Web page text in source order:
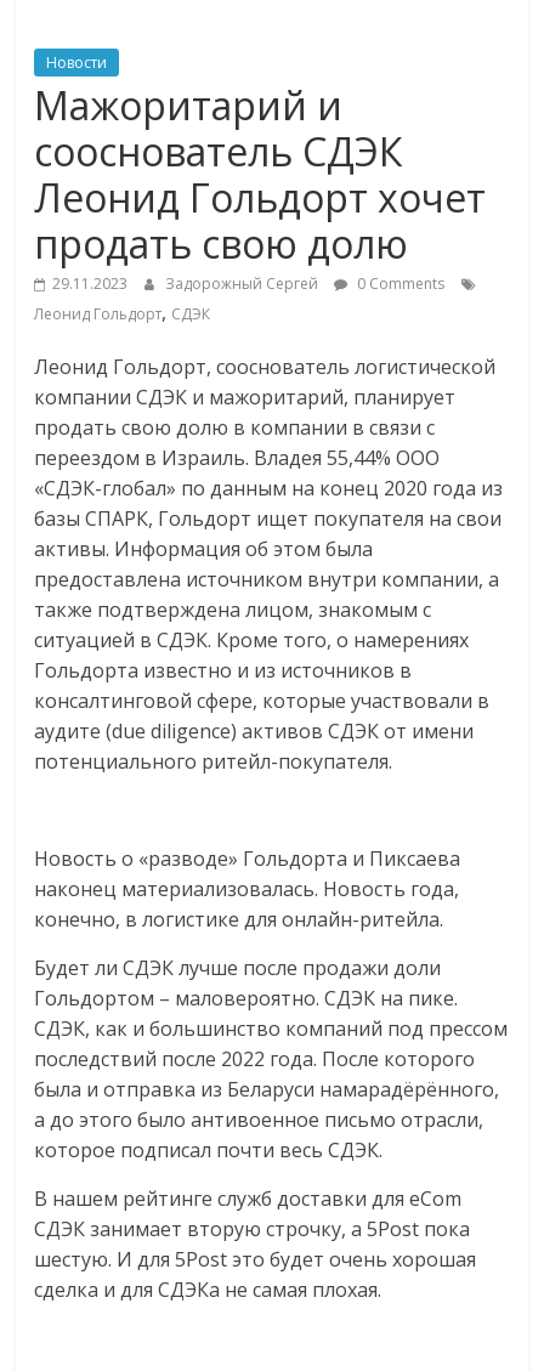
ритейле,
логистике,
технологиях,
соцсетях
Портал
онлайн-
торговле,
сервисах
для
Commerce,
ритейле,
технологиях,
соцсетях.
Нам
важно,
как
знать
как
жизнь
людей
эти
изменения
читателем.
Новости
Мажоритарий и
сооснователь СДЭК
Леонид Гольдорт хочет
продать свою долю
29.11.2023 Задорожный Сергей
0 Comments
Леонид Гольдорт, СДЭК
Леонид Гольдорт, сооснователь логистической
компании СДЭК и мажоритарий, планирует
продать свою долю в компании в связи с
переездом в Израиль. Владея 55,44% ООО
«СДЭК-глобал» по данным на конец 2020 года из
базы СПАРК, Гольдорт ищет покупателя на свои
активы. Информация об этом была
предоставлена источником внутри компании, а
также подтверждена лицом, знакомым с
ситуацией в СДЭК. Кроме того, о намерениях
Гольдорта известно и из источников в
консалтинговой сфере, которые участвовали в
аудите (due diligence) активов СДЭК от имени
потенциального ритейл-покупателя.
Новость о «разводе» Гольдорта и Пиксаева
наконец материализовалась. Новость года,
конечно, в логистике для онлайн-ритейла.
Будет ли СДЭК лучше после продажи доли
Гольдортом – маловероятно. СДЭК на пике.
СДЭК, как и большинство компаний под прессом
последствий после 2022 года. После которого
была и отправка из Беларуси намарадёрённого,
а до этого было антивоенное письмо отрасли,
которое подписал почти весь СДЭК.
В нашем рейтинге служб доставки для eCom
СДЭК занимает вторую строчку, а 5Post пока
шестую. И для 5Post это будет очень хорошая
сделка и для СДЭКа не самая плохая.